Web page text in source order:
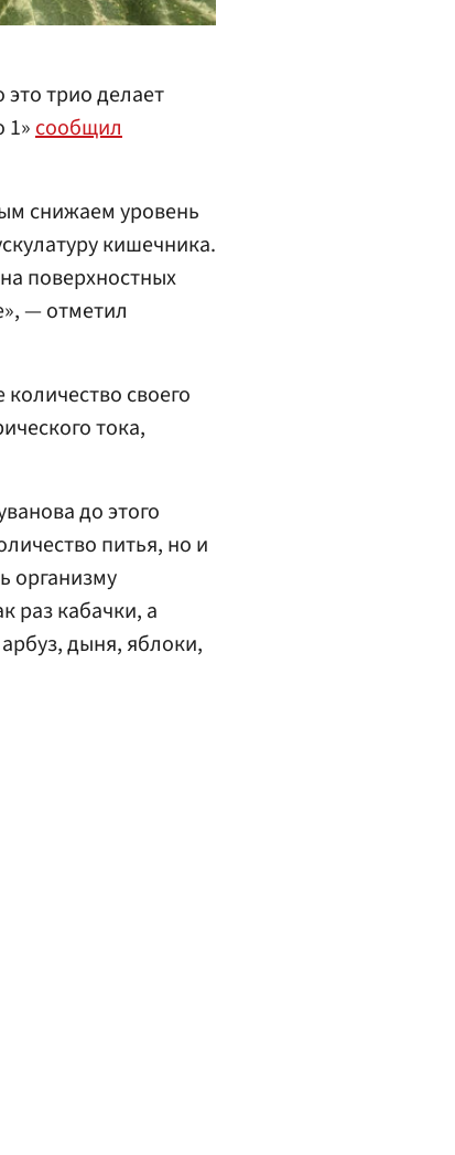
трио делает
1»сообщил
снижаем уровень
кишечника.
поверхностных
— отметил
своего
тока,
до этого
питья, но и
организму
раз кабачки, а
дыня, яблоки,